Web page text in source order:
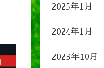
2025年1月
2024年1月
2023年10月